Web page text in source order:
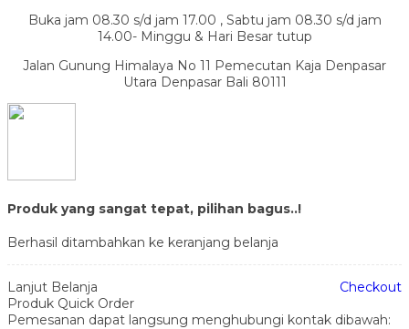
Buka jam 08.30 s/d jam 17.00 , Sabtu jam 08.30 s/d jam
14.00- Minggu & Hari Besar tutup
Jalan Gunung Himalaya No 11 Pemecutan Kaja Denpasar
Utara Denpasar Bali 80111
Produk yang sangat tepat, pilihan bagus..!
Berhasil ditambahkan ke keranjang belanja
Lanjut Belanja
Checkout
Produk Quick Order
Pemesanan dapat langsung menghubungi kontak dibawah: